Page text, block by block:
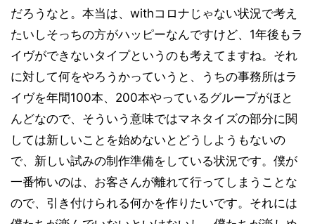
だろうなと。本当は、withコロナじゃない状況で考え
たいしそっちの方がハッピーなんですけど、1年後もラ
イヴができないタイプというのも考えてますね。それ
に対して何をやろうかっていうと、うちの事務所はラ
イヴを年間100本、200本やっているグループがほと
んどなので、そういう意味ではマネタイズの部分に関
しては新しいことを始めないとどうしようもないの
で、新しい試みの制作準備をしている状況です。僕が
一番怖いのは、お客さんが離れて行ってしまうことな
ので、引き付けられる何かを作りたいです。それには